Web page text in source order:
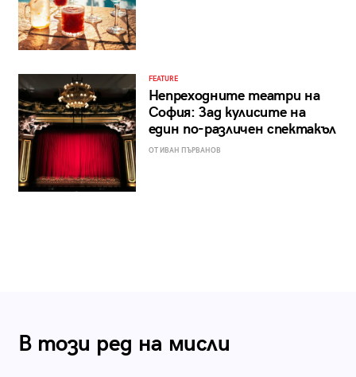
FEATURE
Непреходните театри на
София: Зад кулисите на
един по-различен спектакъл
ОТ ИВАН ПЪРВАНОВ
В този ред на мисли